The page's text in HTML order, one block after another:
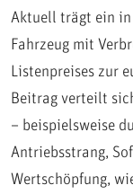
Aktuell trägt ein in
Fahrzeug mit
Listenpreises zur
Beitrag verteilt
– beispielsweise
Antriebsstrang,
Wertschöpfung,